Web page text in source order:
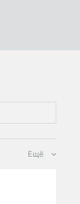
Ещё